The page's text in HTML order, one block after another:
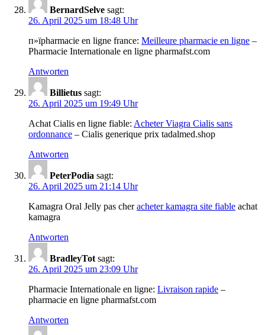
BernardSelve sagt:
26. April 2025 um 18:48 Uhr
п»їpharmacie en ligne france: Meilleure pharmacie en ligne –
Pharmacie Internationale en ligne pharmafst.com
Antworten
Billietus sagt:
26. April 2025 um 19:49 Uhr
Achat Cialis en ligne fiable: Acheter Viagra Cialis sans
ordonnance – Cialis generique prix tadalmed.shop
Antworten
PeterPodia sagt:
26. April 2025 um 21:14 Uhr
Kamagra Oral Jelly pas cheracheter kamagra site fiable achat
kamagra
Antworten
BradleyTot sagt:
26. April 2025 um 23:09 Uhr
Pharmacie Internationale en ligne: Livraison rapide –
pharmacie en ligne pharmafst.com
Antworten